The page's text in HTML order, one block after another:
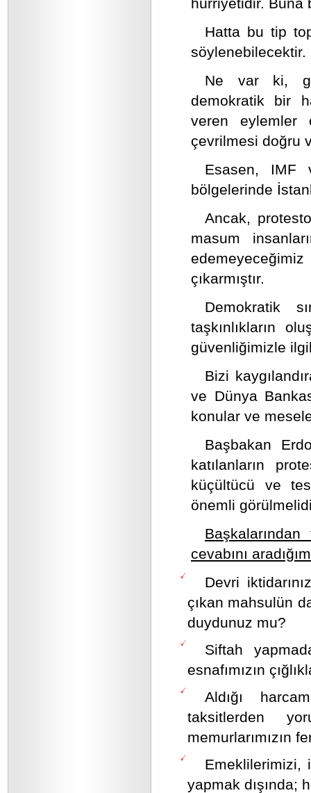
Hatta bu tip
söylenebilecektir.
Ne var ki,
demokratik bir
veren eylemler
çevrilmesi doğru
Esasen, IMF
bölgelerinde
Ancak,
masum
çıkarmıştır.
Demokratik
taşkınlıkların
güvenliğimizle
Bizi
ve Dünya
konular ve
Başbakan
katılanların
küçültücü ve
önemli
cevabını
Devri
çıkan mahsulün
duydunuz mu?
Siftah
esnafımızın
Aldığı
taksitlerden
memurlarımızın
Emeklilerimizi,
yapmak dışında;